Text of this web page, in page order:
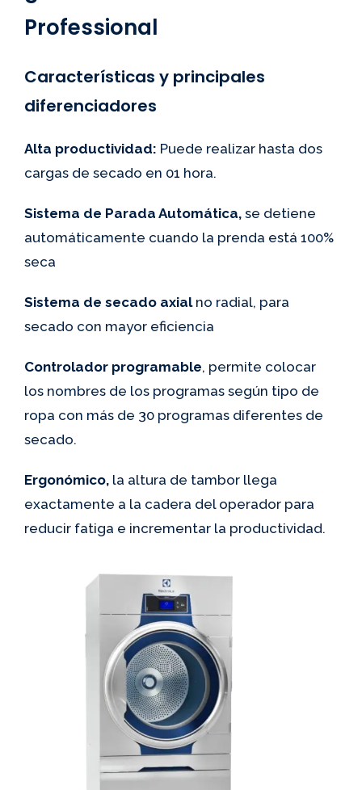
Professional
Características y principales
diferenciadores
Alta productividad: Puede realizar hasta dos
cargas de secado en 01 hora.
Sistema de Parada Automática,se detiene
automáticamente cuando la prenda está 100%
seca
Sistema de secado axialno radial, para
secado con mayor eficiencia
Controlador programable, permite colocar
los nombres de los programas según tipo de
ropa con más de 30 programas diferentes de
secado.
Ergonómico,la altura de tambor llega
exactamente a la cadera del operador para
reducir fatiga e incrementar la productividad.